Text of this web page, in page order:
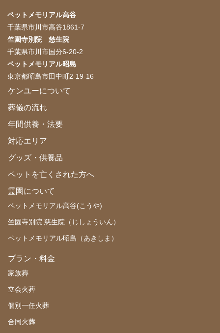
ペットメモリアル高谷
千葉県市川市高谷1861-7
竺園寺別院 慈生院
千葉県市川市国分6-20-2
ペットメモリアル昭島
東京都昭島市田中町2-19-16
ケンユーについて
葬儀の流れ
年間供養・法要
対応エリア
グッズ・供養品
ペットを亡くされた方へ
霊園について
ペットメモリアル高谷(こうや)
竺園寺別院 慈生院（じしょういん）
ペットメモリアル昭島（あきしま）
プラン・料金
家族葬
立会火葬
個別一任火葬
合同火葬